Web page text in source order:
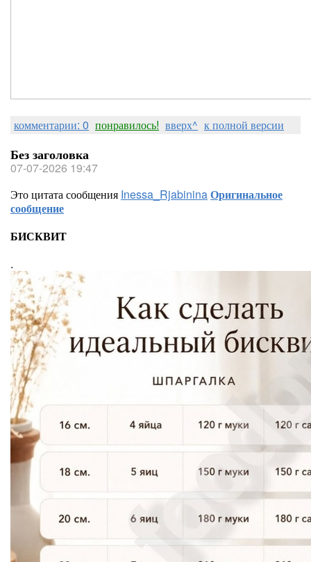
комментарии: 0 понравилось! вверх^ к полной версии
Без заголовка
07-07-2026 19:47
Это цитата сообщения Inessa_RjabininaОригинальное
сообщение
БИСКВИТ
.